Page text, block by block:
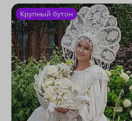
Крупный бутон